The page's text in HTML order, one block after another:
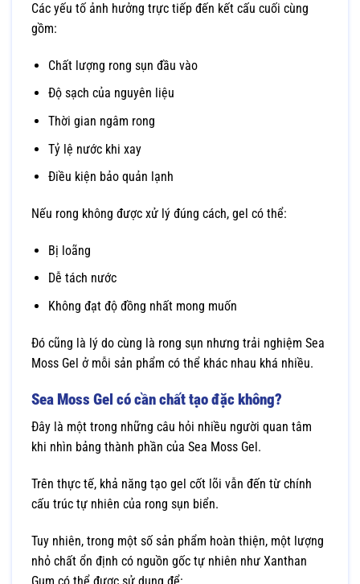
Các yếu tố ảnh hưởng trực tiếp đến kết cấu cuối cùng
gồm:
Chất lượng rong sụn đầu vào
Độ sạch của nguyên liệu
Thời gian ngâm rong
Tỷ lệ nước khi xay
Điều kiện bảo quản lạnh
Nếu rong không được xử lý đúng cách, gel có thể:
Bị loãng
Dễ tách nước
Không đạt độ đồng nhất mong muốn
Đó cũng là lý do cùng là rong sụn nhưng trải nghiệm Sea
Moss Gel ở mỗi sản phẩm có thể khác nhau khá nhiều.
Sea Moss Gel có cần chất tạo đặc không?
Đây là một trong những câu hỏi nhiều người quan tâm
khi nhìn bảng thành phần của Sea Moss Gel.
Trên thực tế, khả năng tạo gel cốt lõi vẫn đến từ chính
cấu trúc tự nhiên của rong sụn biển.
Tuy nhiên, trong một số sản phẩm hoàn thiện, một lượng
nhỏ chất ổn định có nguồn gốc tự nhiên như Xanthan